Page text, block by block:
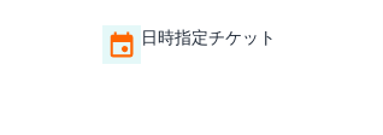
日時指定チケット